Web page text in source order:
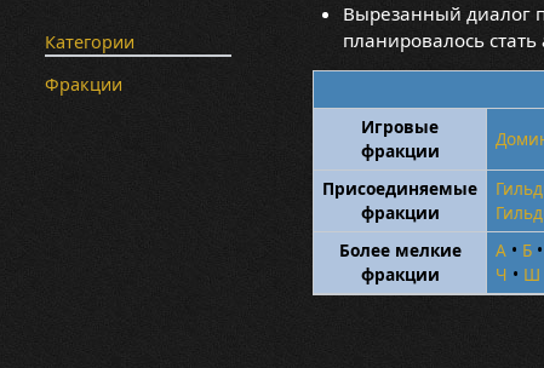
Вырезанный диалог
планировалось
Игровые
фракции
Присоединяемые
фракции
Более мелкие
фракции
А • Б •
Ч • Ш
Категории
Фракции